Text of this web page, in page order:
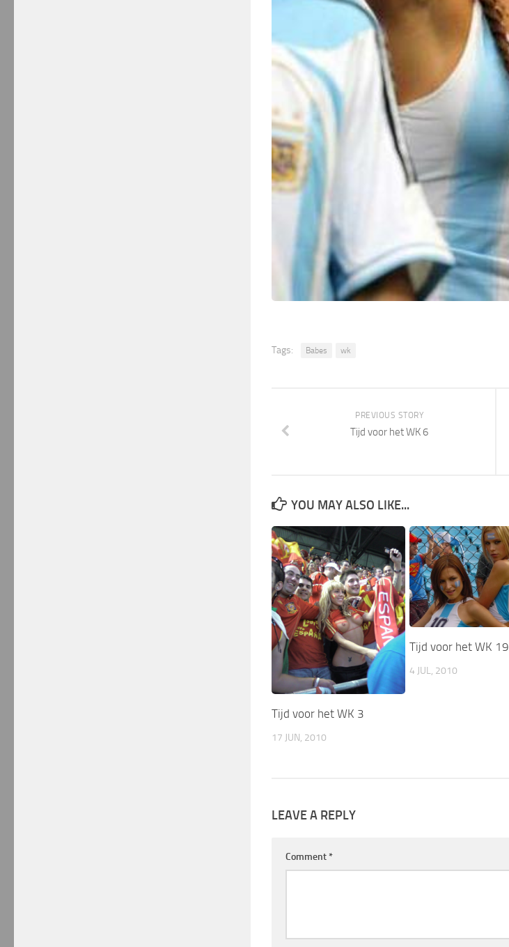
Tags: Babes wk
PREVIOUS STORY
Tijd voor het WK 6
YOU MAY ALSO LIKE...
Tijd voor het WK 3
17 JUN, 2010
Tijd voor het WK 19
4 JUL, 2010
LEAVE A REPLY
Comment *